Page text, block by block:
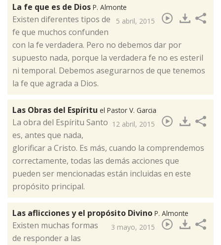
La fe que es de Dios P. Almonte
5 abril, 2015
​Existen diferentes tipos de
fe que muchos confunden
con la fe verdadera. Pero no debemos dar por
supuesto nada, porque la verdadera fe no es esteril
ni temporal. Debemos asegurarnos de que tenemos
la fe que agrada a Dios.
Las Obras del Espíritu el Pastor V. Garcia
12 abril, 2015
​La obra del Espíritu Santo
es, antes que nada,
glorificar a Cristo. Es más, cuando la comprendemos
correctamente, todas las demás acciones que
pueden ser mencionadas están incluidas en este
propósito principal.
Las aflicciones y el propósito Divino P. Almonte
3 mayo, 2015
​Existen muchas formas
de responder a las